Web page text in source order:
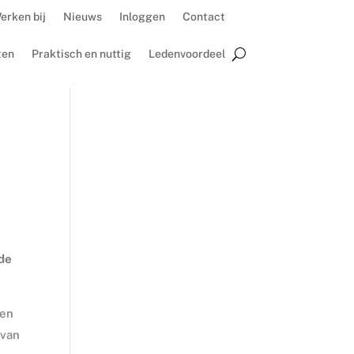
bij Nieuws Inloggen Contact
Praktisch en nuttig Ledenvoordeel